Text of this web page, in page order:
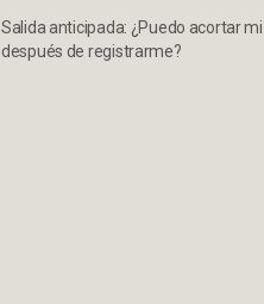
Salida anticipada: ¿Puedo acortar
después de registrarme?